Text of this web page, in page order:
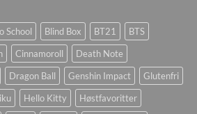
School Blind Box BT21
BTS
Cinnamoroll
Death Note
Dragon Ball Genshin Impact
Glutenfri
Hello Kitty
Høstfavoritter